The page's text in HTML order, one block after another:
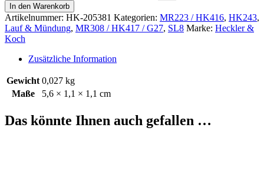
In den Warenkorb
Artikelnummer: HK-205381 Kategorien: MR223 / HK416, HK243,
Lauf & Mündung, MR308 / HK417 / G27, SL8 Marke: Heckler &
Koch
Zusätzliche Information
Gewicht 0,027 kg
Maße
5,6 × 1,1 × 1,1 cm
Das könnte Ihnen auch gefallen …